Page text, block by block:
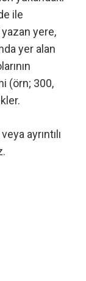
ile
yazan yere,
yer alan
(örn; 300,
ayrıntılı